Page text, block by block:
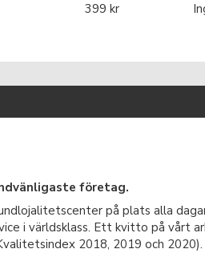
399 kr
företag.
på plats alla
i världsklass. Ett kvitto på vårt
2018, 2019 och 2020).